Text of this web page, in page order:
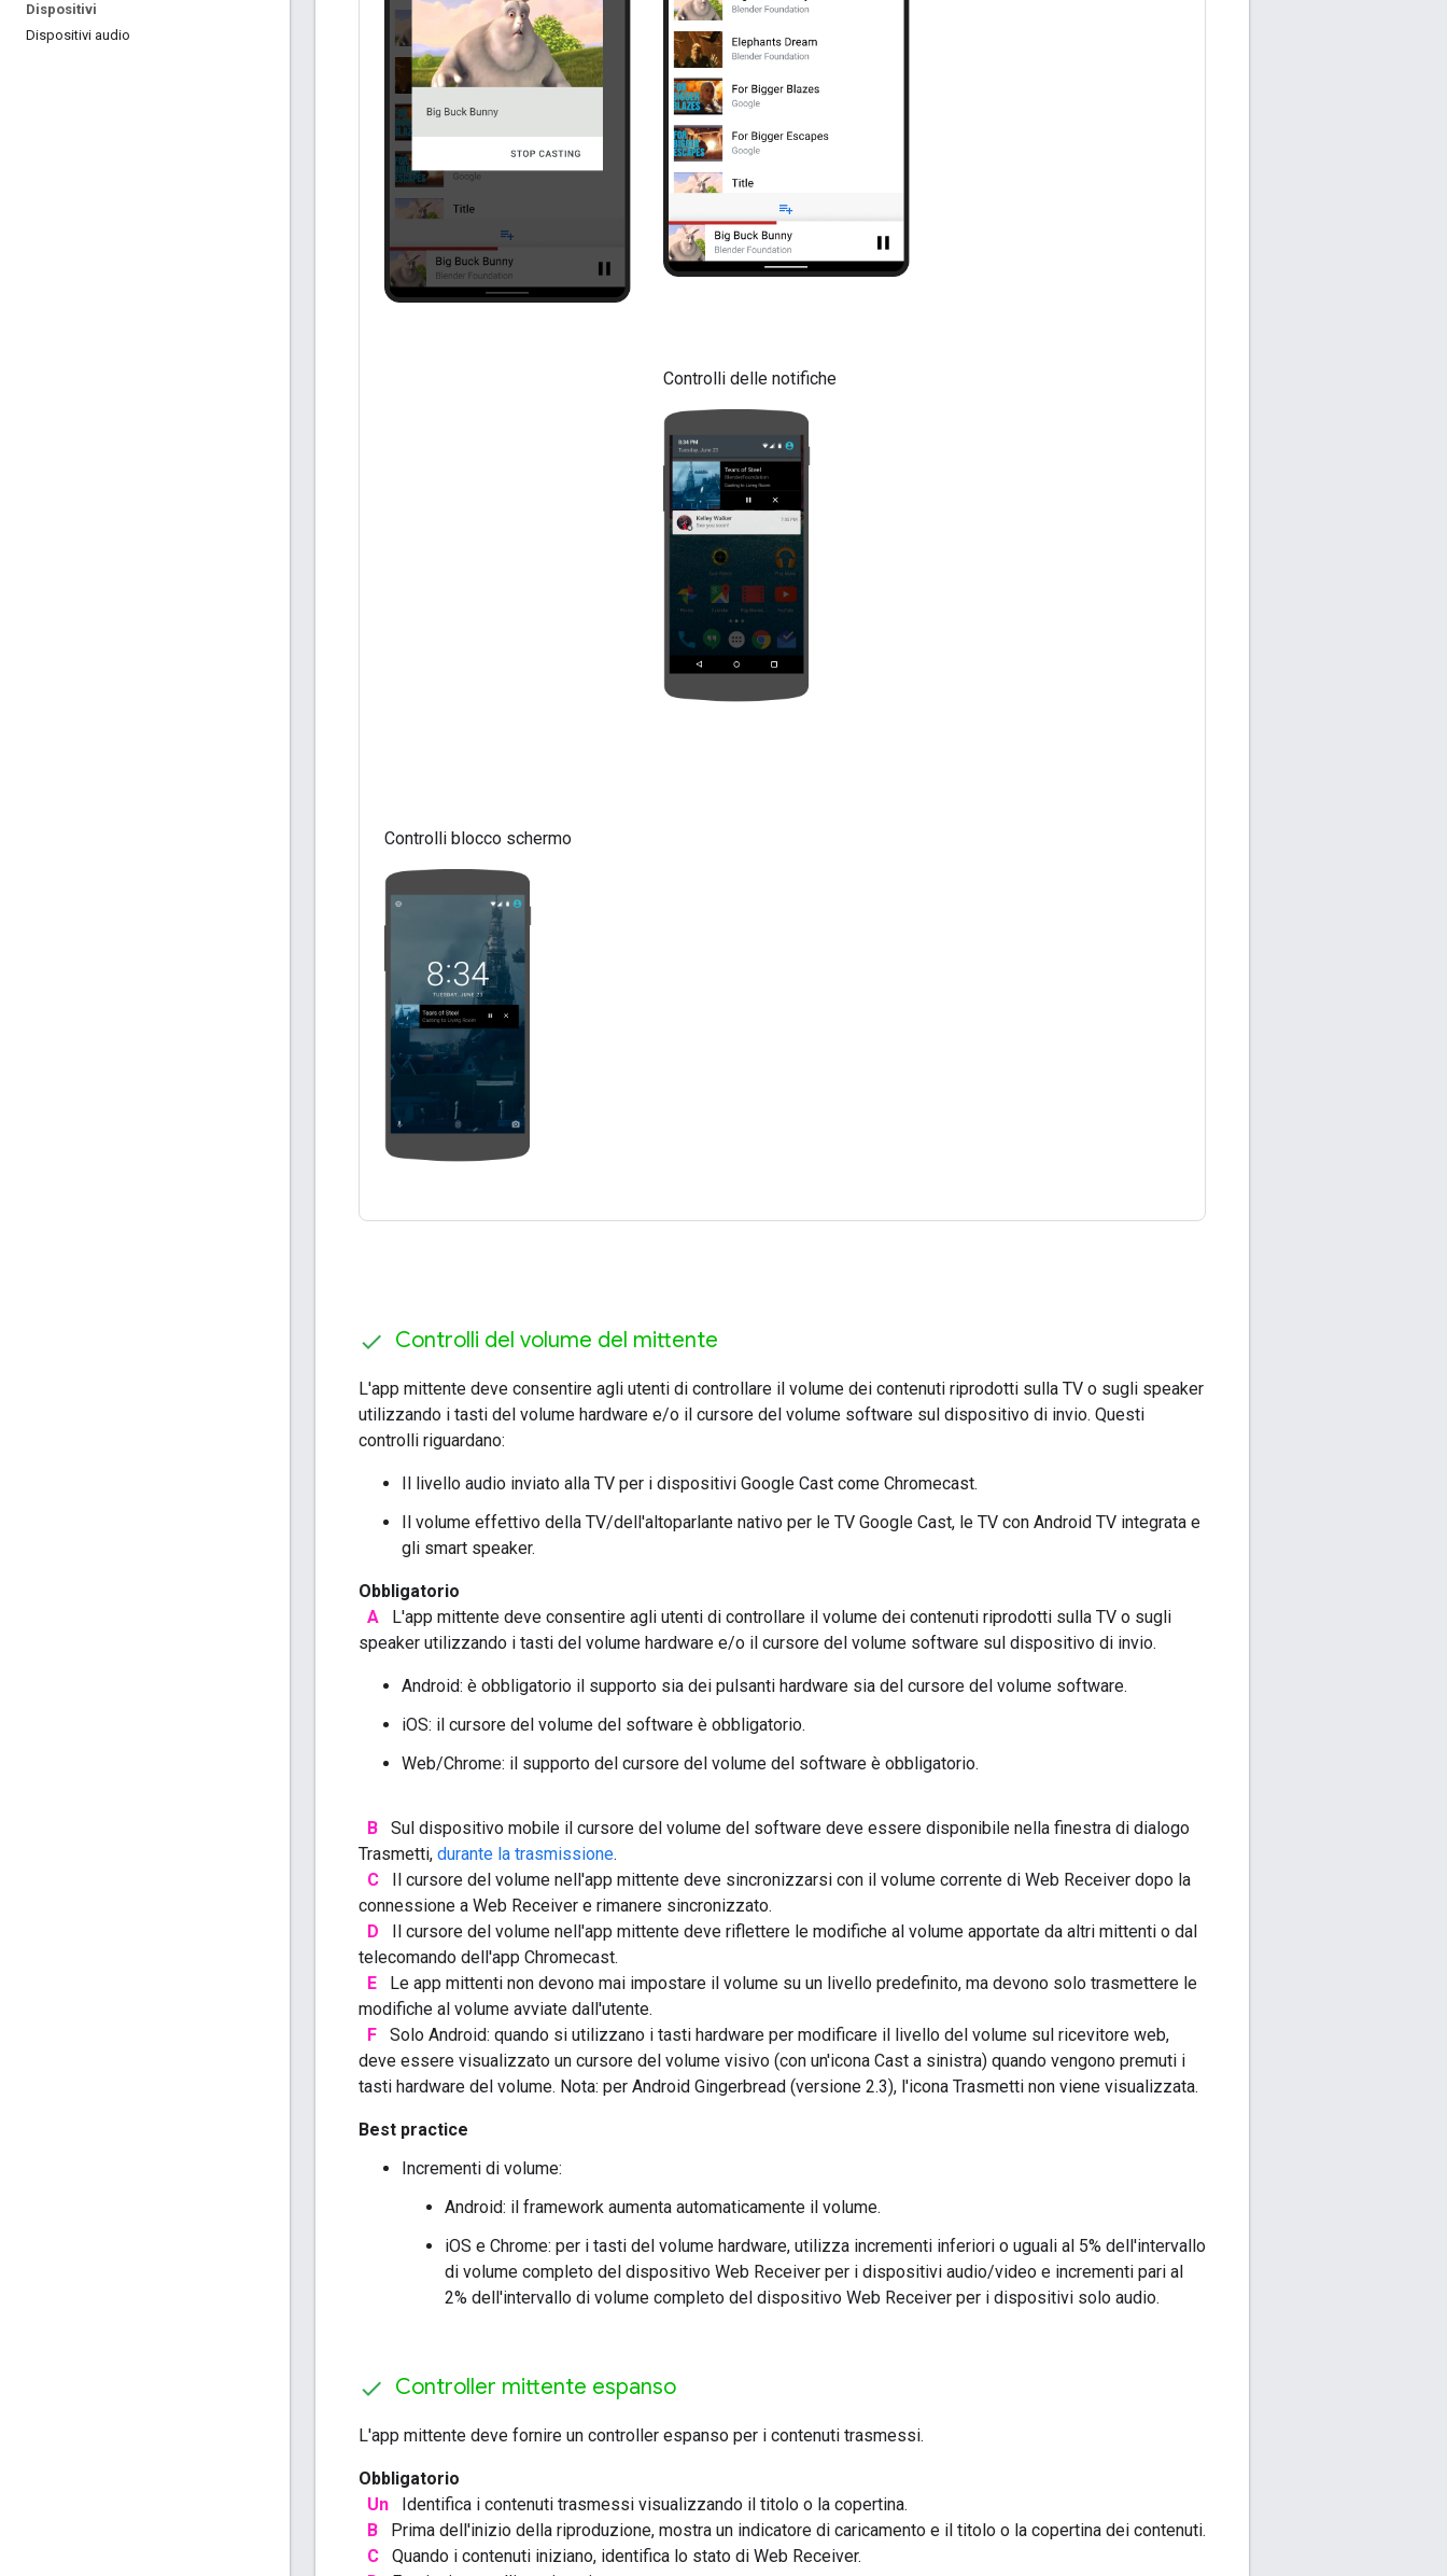
Dispositivi
Dispositivi audio
Controlli delle notifiche
Controlli blocco schermo
Controlli del volume del mittente
L'app mittente deve consentire agli utenti di controllare il volume dei contenuti riprodotti sulla TV o sugli speaker
utilizzando i tasti del volume hardware e/o il cursore del volume software sul dispositivo di invio. Questi
controlli riguardano:
Il livello audio inviato alla TV per i dispositivi Google Cast come Chromecast.
Il volume effettivo della TV/dell'altoparlante nativo per le TV Google Cast, le TV con Android TV integrata e
gli smart speaker.
Obbligatorio
A
L'app mittente deve consentire agli utenti di controllare il volume dei contenuti riprodotti sulla TV o sugli
speaker utilizzando i tasti del volume hardware e/o il cursore del volume software sul dispositivo di invio.
Android: è obbligatorio il supporto sia dei pulsanti hardware sia del cursore del volume software.
iOS: il cursore del volume del software è obbligatorio.
Web/Chrome: il supporto del cursore del volume del software è obbligatorio.
B
Sul dispositivo mobile il cursore del volume del software deve essere disponibile nella finestra di dialogo
Trasmetti, durante la trasmissione.
C
Il cursore del volume nell'app mittente deve sincronizzarsi con il volume corrente di Web Receiver dopo la
connessione a Web Receiver e rimanere sincronizzato.
D
Il cursore del volume nell'app mittente deve riflettere le modifiche al volume apportate da altri mittenti o dal
telecomando dell'app Chromecast.
E
Le app mittenti non devono mai impostare il volume su un livello predefinito, ma devono solo trasmettere le
modifiche al volume avviate dall'utente.
F
Solo Android: quando si utilizzano i tasti hardware per modificare il livello del volume sul ricevitore web,
deve essere visualizzato un cursore del volume visivo (con un'icona Cast a sinistra) quando vengono premuti i
tasti hardware del volume. Nota: per Android Gingerbread (versione 2.3), l'icona Trasmetti non viene visualizzata.
Best practice
Incrementi di volume:
Android: il framework aumenta automaticamente il volume.
iOS e Chrome: per i tasti del volume hardware, utilizza incrementi inferiori o uguali al 5% dell'intervallo
di volume completo del dispositivo Web Receiver per i dispositivi audio/video e incrementi pari al
2% dell'intervallo di volume completo del dispositivo Web Receiver per i dispositivi solo audio.
Controller mittente espanso
L'app mittente deve fornire un controller espanso per i contenuti trasmessi.
Obbligatorio
Un
Identifica i contenuti trasmessi visualizzando il titolo o la copertina.
B
Prima dell'inizio della riproduzione, mostra un indicatore di caricamento e il titolo o la copertina dei contenuti.
C
Quando i contenuti iniziano, identifica lo stato di Web Receiver.